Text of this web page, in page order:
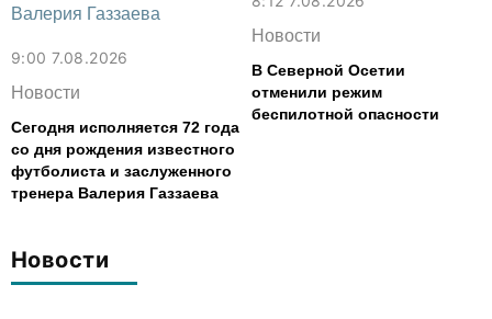
Новости
9:00 7.08.2026
Новости
Сегодня исполняется 72 года
со дня рождения известного
футболиста и заслуженного
тренера Валерия Газзаева
Новости
В Северной Осетии
отменили режим
беспилотной опасности